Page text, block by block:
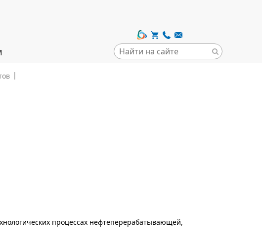
|
процессах нефтеперерабатывающей,